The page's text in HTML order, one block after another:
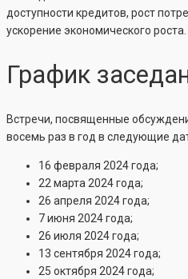
доступности кредитов, рост
ускорение экономического роста.
График
Встречи, посвященные
восемь раз в год в следующие
16 февраля 2024 года;
22 марта 2024 года;
26 апреля 2024 года;
7 июня 2024 года;
26 июля 2024 года;
13 сентября 2024 года;
25 октября 2024 года;